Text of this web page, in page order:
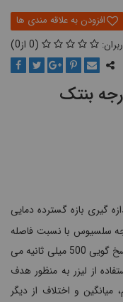
0
0
گیری بازه گسترده دمایی
و غیر تماسی از 50- تا 700+ درجه سلسیوس با نسبت فاصله
دستگاه تا نقطه مورد نظر، 12 به 1 و با زمان پاسخ گویی 500 میلی ثانیه می
از لیزر به منظور هدف
میانگین و اختلاف از دیگر